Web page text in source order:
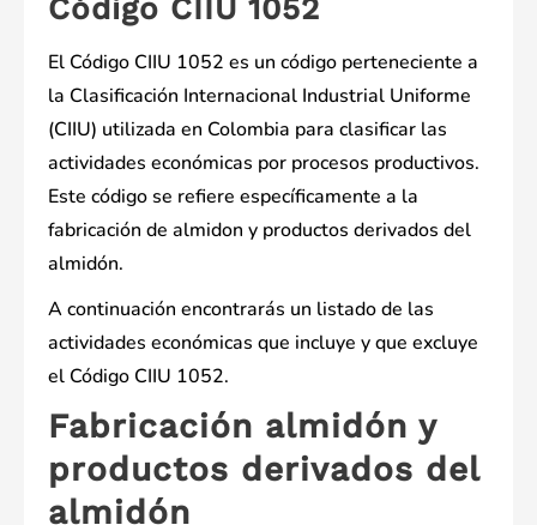
Código CIIU 1052
El Código CIIU 1052 es un código perteneciente a
la Clasificación Internacional Industrial Uniforme
(CIIU) utilizada en Colombia para clasificar las
actividades económicas por procesos productivos.
Este código se refiere específicamente a la
fabricación de almidon y productos derivados del
almidón.
A continuación encontrarás un listado de las
actividades económicas que incluye y que excluye
el Código CIIU 1052.
Fabricación almidón y
productos derivados del
almidón